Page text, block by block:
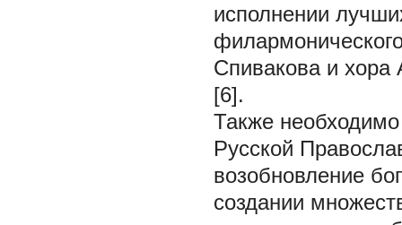
исполнении
Спивакова и хора
[6].
Также
Русской
возобновление
создании